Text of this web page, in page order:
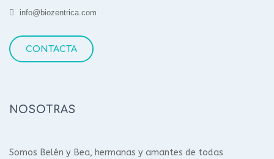
info@biozentrica.com
CONTACTA
NOSOTRAS
Somos Belén y Bea, hermanas y amantes de todas